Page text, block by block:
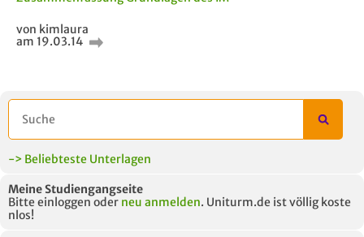
UNTERLAGE
von kimlaura
am 19.03.14
-> Beliebteste Unterlagen
Meine Studiengangseite
Bitte einloggen oder neu anmelden. Uniturm.de ist völlig koste
nlos!